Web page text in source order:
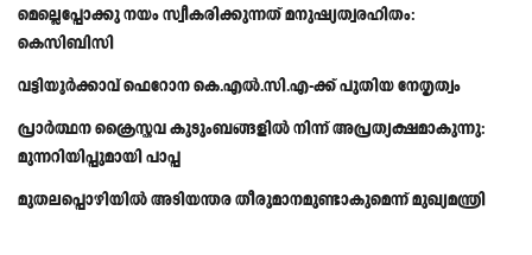
മെല്ലെപ്പോക്കു നയം സ്വീകരിക്കുന്നത് മനുഷ്യത്വരഹിതം:
കെസിബിസി
വട്ടിയൂർക്കാവ് ഫെറോന കെ.എൽ.സി.എ-ക്ക് പുതിയ നേതൃത്വം
പ്രാര്‍ത്ഥന ക്രൈസ്തവ കുടുംബങ്ങളില്‍ നിന്ന് അപ്രത്യക്ഷമാകുന്നു:
മുന്നറിയിപ്പുമായി പാപ്പ
മുതലപ്പൊഴിയിൽ അടിയന്തര തീരുമാനമുണ്ടാകുമെന്ന് മുഖ്യമന്ത്രി